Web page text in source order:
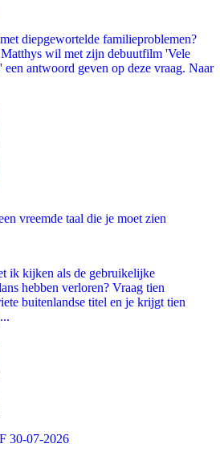
diepgewortelde familieproblemen?
wil met zijn debuutfilm 'Vele
een antwoord geven op deze vraag. Naar
vreemde taal die je moet zien
ik kijken als de gebruikelijke
hebben verloren? Vraag tien
buitenlandse titel en je krijgt tien
30-07-2026